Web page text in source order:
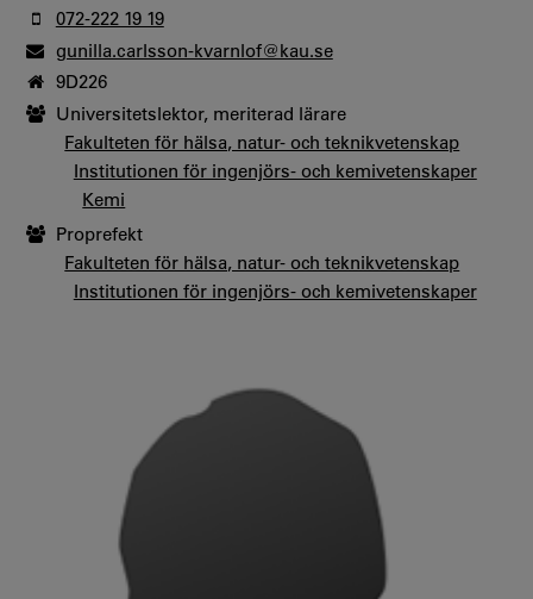
072-222 19 19
gunilla.carlsson-kvarnlof@kau.se
9D226
Universitetslektor, meriterad lärare
Fakulteten för hälsa, natur- och teknikvetenskap
Institutionen för ingenjörs- och kemivetenskaper
Kemi
Proprefekt
Fakulteten för hälsa, natur- och teknikvetenskap
Institutionen för ingenjörs- och kemivetenskaper